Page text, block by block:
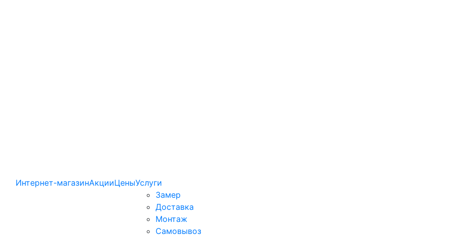
Интернет-магазинАкцииЦеныУслуги
Замер
Доставка
Монтаж
Самовывоз